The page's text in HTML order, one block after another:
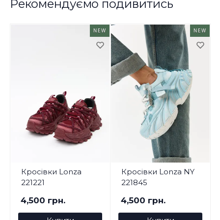
Рекомендуємо подивитись
NEW
Кросівки Lonza
221221
4,500 грн.
NEW
Кросівки Lonza NY
221845
4,500 грн.